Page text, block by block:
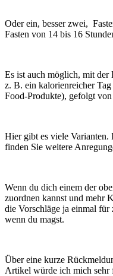
Oder ein, besser zwei,
Fasten von 14 bis 16
Es ist auch möglich, mit der
z. B. ein kalorienreicher
Food-Produkte), gefolgt
Hier gibt es viele
finden Sie weitere
Wenn du dich einem der
zuordnen kannst und mehr
die Vorschläge ja einmal
wenn du magst.
Über eine kurze
Artikel würde ich mich sehr